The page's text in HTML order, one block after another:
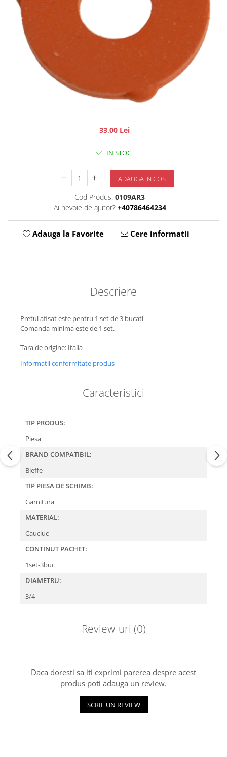
33,00 Lei
IN STOC
ADAUGA IN COS
Cod Produs: 0109AR3
Ai nevoie de ajutor? +40786464234
Adauga la Favorite Cere informatii
Descriere
Pretul afisat este pentru 1 set de 3 bucati
Comanda minima este de 1 set.
Tara de origine: Italia
Informatii conformitate produs
Caracteristici
TIP PRODUS:
Piesa
BRAND COMPATIBIL:
Bieffe
TIP PIESA DE SCHIMB:
Garnitura
MATERIAL:
Cauciuc
CONTINUT PACHET:
1set-3buc
DIAMETRU:
3/4
Review-uri (0)
Daca doresti sa iti exprimi parerea despre acest
produs poti adauga un review.
SCRIE UN REVIEW